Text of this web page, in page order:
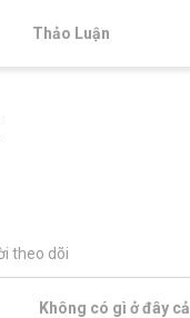
Thảo Luận
theo dõi
Không có gì ở đây cả